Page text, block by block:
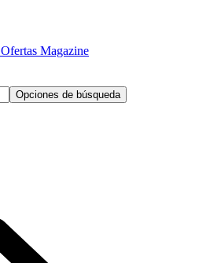
Ofertas Magazine
Opciones de búsqueda